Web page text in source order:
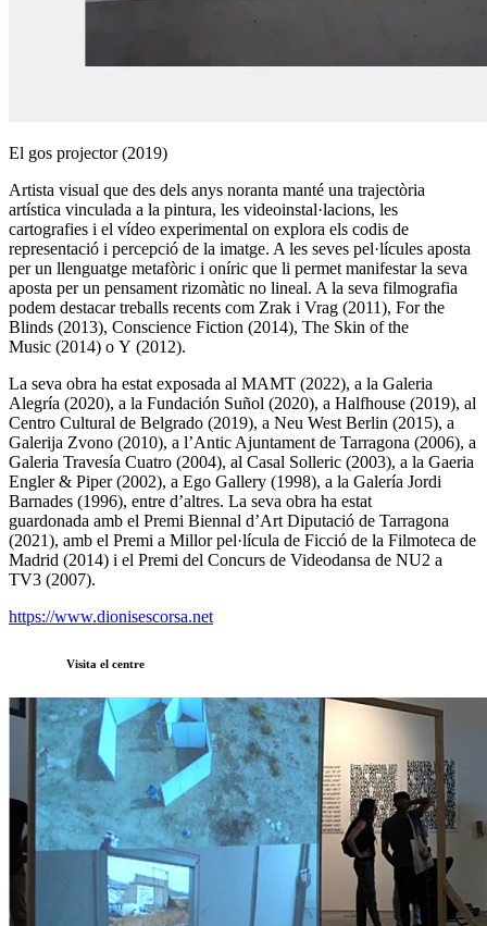
El gos projector (2019)
Artista visual que des dels anys noranta manté una trajectòria
artística vinculada a la pintura, les videoinstal·lacions, les
cartografies i el vídeo experimental on explora els codis de
representació i percepció de la imatge. A les seves pel·lícules aposta
per un llenguatge metafòric i oníric que li permet manifestar la seva
aposta per un pensament rizomàtic no lineal. A la seva filmografia
podem destacar treballs recents com Zrak i Vrag (2011), For the
Blinds (2013), Conscience Fiction (2014), The Skin of the
Music (2014) o Y (2012).
La seva obra ha estat exposada al MAMT (2022), a la Galeria
Alegría (2020), a la Fundación Suñol (2020), a Halfhouse (2019), al
Centro Cultural de Belgrado (2019), a Neu West Berlin (2015), a
Galerija Zvono (2010), a l’Antic Ajuntament de Tarragona (2006), a
Galeria Travesía Cuatro (2004), al Casal Solleric (2003), a la Gaeria
Engler & Piper (2002), a Ego Gallery (1998), a la Galería Jordi
Barnades (1996), entre d’altres. La seva obra ha estat
guardonada amb el Premi Biennal d’Art Diputació de Tarragona
(2021), amb el Premi a Millor pel·lícula de Ficció de la Filmoteca de
Madrid (2014) i el Premi del Concurs de Videodansa de NU2 a
TV3 (2007).
https://www.dionisescorsa.net
Visita el centre